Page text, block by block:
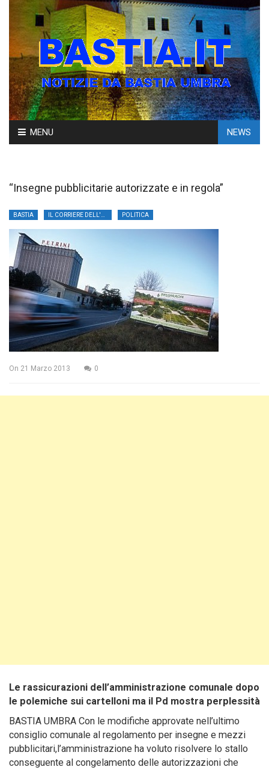
Skip
to
MENU NEWS
“Insegne pubblicitarie autorizzate e in regola”
BASTIA POLITICA
On 21 Marzo 2013 0
Le rassicurazioni dell’amministrazione comunale dopo
le polemiche sui cartelloni ma il Pd mostra perplessità
BASTIA UMBRA Con le modifiche approvate nell’ultimo
consiglio comunale al regolamento per insegne e mezzi
pubblicitari,l’amministrazione ha voluto risolvere lo stallo
conseguente al congelamento delle autorizzazioni che